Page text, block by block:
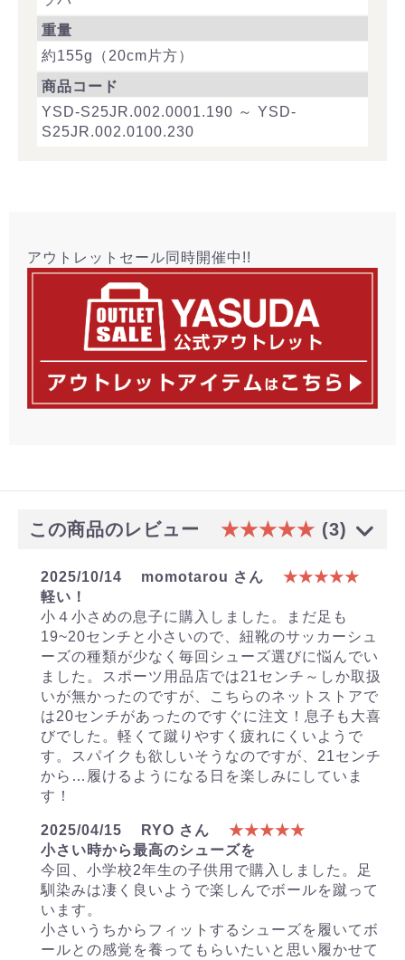
重量
約155g（20cm片方）
商品コード
YSD-S25JR.002.0001.190 ～ YSD-
S25JR.002.0100.230
アウトレットセール同時開催中!!
この商品のレビュー ★★★★★ (3)
2025/10/14 momotarou さん
★★★★★
軽い！
小４小さめの息子に購入しました。まだ足も
19~20センチと小さいので、紐靴のサッカーシュ
ーズの種類が少なく毎回シューズ選びに悩んでい
ました。スポーツ用品店では21センチ～しか取扱
いが無かったのですが、こちらのネットストアで
は20センチがあったのですぐに注文！息子も大喜
びでした。軽くて蹴りやすく疲れにくいようで
す。スパイクも欲しいそうなのですが、21センチ
から…履けるようになる日を楽しみにしていま
す！
2025/04/15 RYO さん
★★★★★
小さい時から最高のシューズを
今回、小学校2年生の子供用で購入しました。足
馴染みは凄く良いようで楽しんでボールを蹴って
います。
小さいうちからフィットするシューズを履いてボ
ールとの感覚を養ってもらいたいと思い履かせて